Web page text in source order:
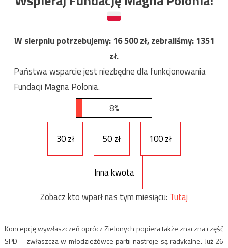
W sierpniu potrzebujemy:16 500zł, zebraliśmy:1351
zł.
Państwa wsparcie jest niezbędne dla funkcjonowania
Fundacji Magna Polonia.
8%
30 zł 50 zł 100 zł
Inna kwota
Zobacz kto wparł nas tym miesiącu: Tutaj
Koncepcję wywłaszczeń oprócz Zielonych popiera także znaczna część
SPD – zwłaszcza w młodzieżówce partii nastroje są radykalne. Już 26